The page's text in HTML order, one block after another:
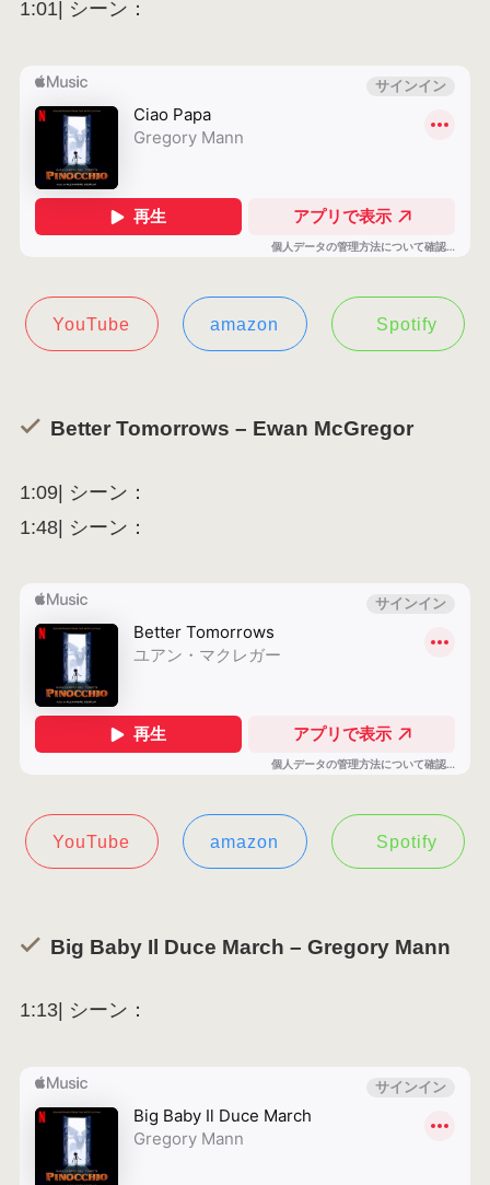
1:01| シーン：
YouTube amazon Spotify
Better Tomorrows – Ewan McGregor
1:09| シーン：
1:48| シーン：
YouTube amazon Spotify
Big Baby Il Duce March – Gregory Mann
1:13| シーン：